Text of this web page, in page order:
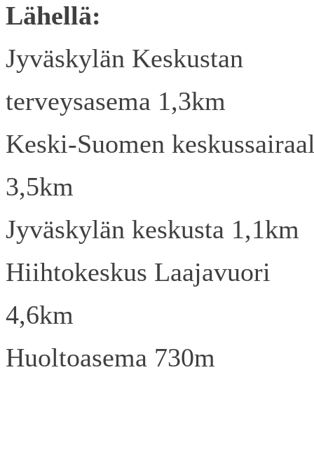
Lähellä:
Jyväskylän Keskustan
terveysasema 1,3km
Keski-Suomen
3,5km
Jyväskylän keskusta 1,1km
Hiihtokeskus Laajavuori
4,6km
Huoltoasema 730m